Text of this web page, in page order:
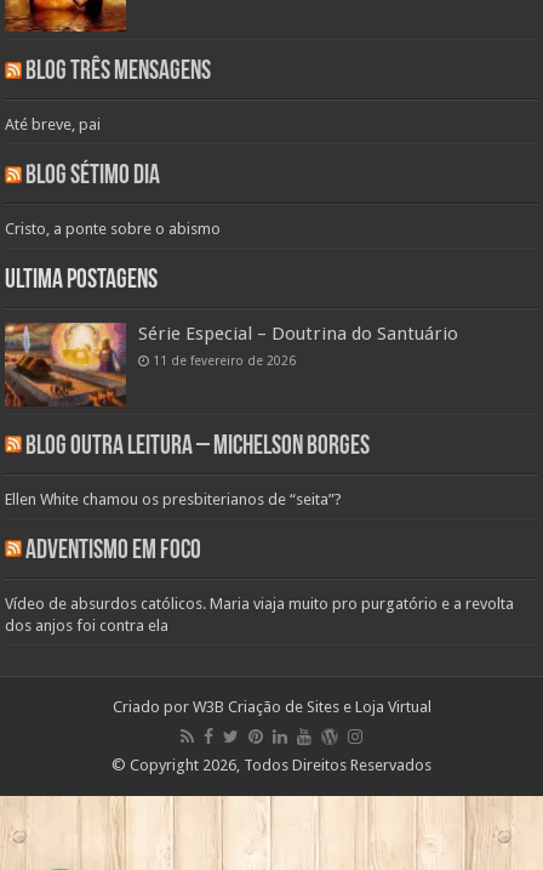
Blog Três Mensagens
Até breve, pai
Blog Sétimo Dia
Cristo, a ponte sobre o abismo
Ultima Postagens
Série Especial – Doutrina do Santuário
11 de fevereiro de 2026
Blog Outra Leitura – Michelson Borges
Ellen White chamou os presbiterianos de “seita”?
Adventismo em Foco
Vídeo de absurdos católicos. Maria viaja muito pro purgatório e a revolta
dos anjos foi contra ela
Criado por W3B Criação de Sites e Loja Virtual
© Copyright 2026, Todos Direitos Reservados